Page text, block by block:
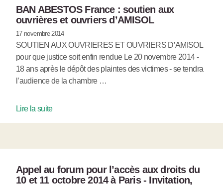
BAN ABESTOS France : soutien aux
ouvrières et ouvriers d’AMISOL
17 novembre 2014
SOUTIEN AUX OUVRIERES ET OUVRIERS D’AMISOL
pour que justice soit enfin rendue Le 20 novembre 2014 -
18 ans après le dépôt des plaintes des victimes - se tendra
l’audience de la chambre …
Lire la suite
Appel au forum pour l’accès aux droits du
10 et 11 octobre 2014 à Paris - Invitation,